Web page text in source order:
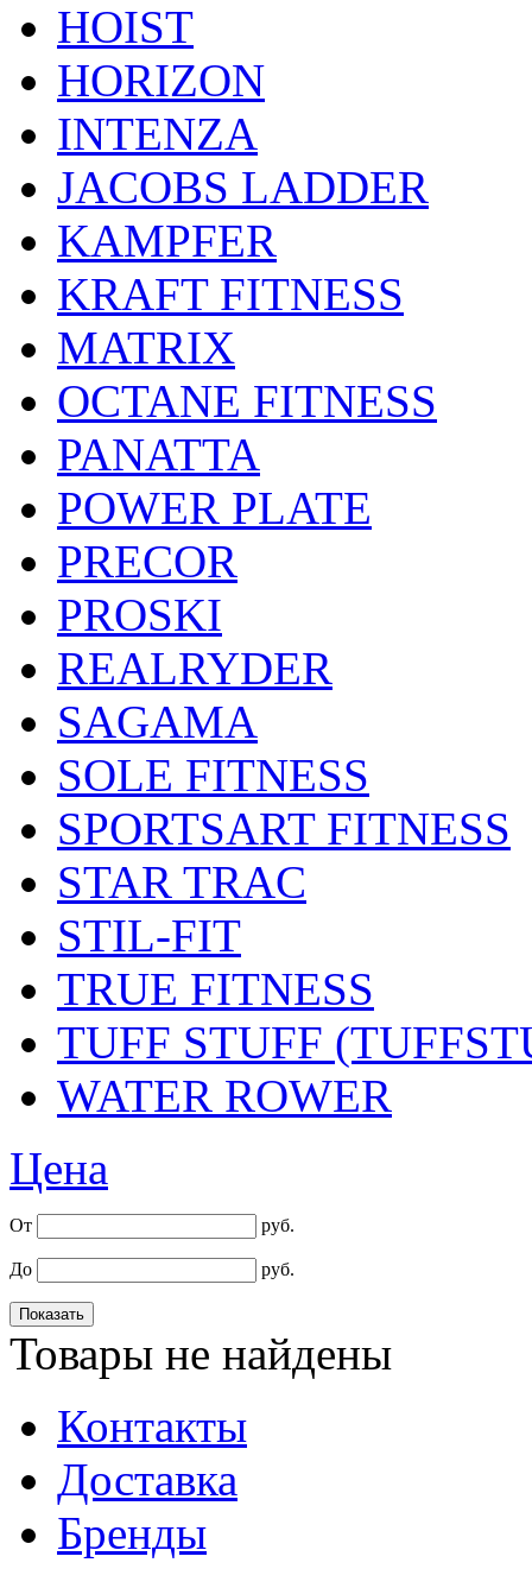
HOIST
HORIZON
INTENZA
JACOBS LADDER
KAMPFER
KRAFT FITNESS
MATRIX
OCTANE FITNESS
PANATTA
POWER PLATE
PRECOR
PROSKI
REALRYDER
SAGAMA
SOLE FITNESS
SPORTSART FITNESS
STAR TRAC
STIL-FIT
TRUE FITNESS
TUFF STUFF
WATER ROWER
Цена
От руб.
До руб.
Товары не найдены
Контакты
Доставка
Бренды